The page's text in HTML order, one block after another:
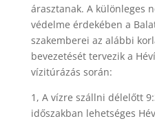
árasztanak. A különleges
védelme érdekében a
szakemberei az alábbi
bevezetését tervezik a
vízitúrázás során:
1, A vízre szállni délelőtt
időszakban lehetséges